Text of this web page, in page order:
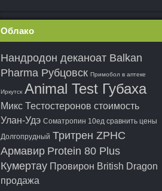
Облако
Нандродон деканоат Balkan
Pharma Рубцовск Примобол в аптеке
Иркутск Animal Test Губаха
Микс Тестостеронов стоимость
Улан-Удэ Cоматропин 10ед сравнить цены
Долгопрудный Тритрен ZPHC
Армавир Protein 80 Plus
Кумертау Провирон British Dragon
продажа